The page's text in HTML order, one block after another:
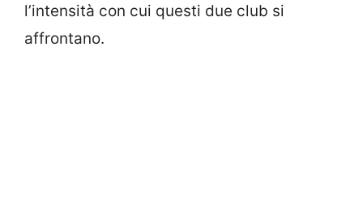
l’intensità con cui questi due club si
affrontano.